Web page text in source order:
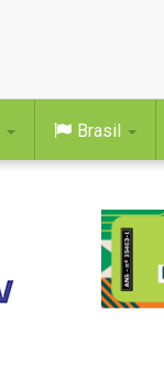
Brasil